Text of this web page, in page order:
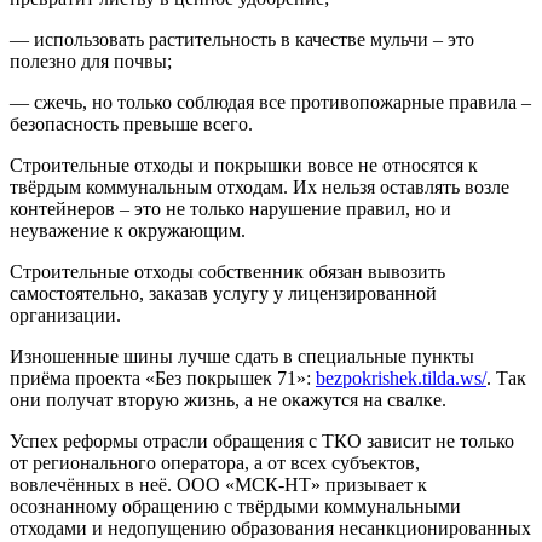
— использовать растительность в качестве мульчи – это
полезно для почвы;
— сжечь, но только соблюдая все противопожарные правила –
безопасность превыше всего.
Строительные отходы и покрышки вовсе не относятся к
твёрдым коммунальным отходам. Их нельзя оставлять возле
контейнеров – это не только нарушение правил, но и
неуважение к окружающим.
Строительные отходы собственник обязан вывозить
самостоятельно, заказав услугу у лицензированной
организации.
Изношенные шины лучше сдать в специальные пункты
приёма проекта «Без покрышек 71»: bezpokrishek.tilda.ws/. Так
они получат вторую жизнь, а не окажутся на свалке.
Успех реформы отрасли обращения с ТКО зависит не только
от регионального оператора, а от всех субъектов,
вовлечённых в неё. ООО «МСК-НТ» призывает к
осознанному обращению с твёрдыми коммунальными
отходами и недопущению образования несанкционированных